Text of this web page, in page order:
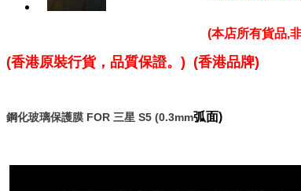
(本店所有貨品,
(香港原裝行貨，品質保證。) (香港品牌)
鋼化玻璃保護膜 FOR 三星 S5 (0.3mm弧面)